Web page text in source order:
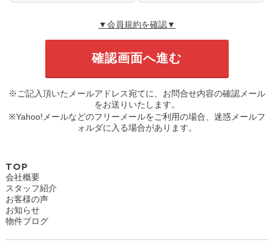
▼会員規約を確認▼
※ご記入頂いたメールアドレス宛てに、お問合せ内容の確認メール
をお送りいたします。
※Yahoo!メールなどのフリーメールをご利用の場合、迷惑メールフ
ォルダに入る場合があります。
TOP
会社概要
スタッフ紹介
お客様の声
お知らせ
物件ブログ